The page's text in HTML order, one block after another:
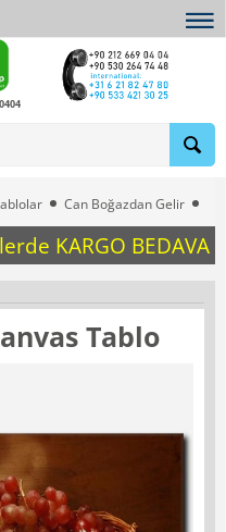
Can Boğazdan Gelir
KARGO BEDAVA
Tablo